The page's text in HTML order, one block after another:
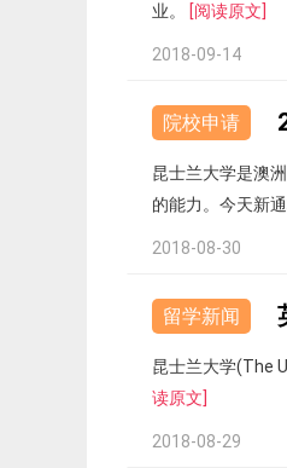
业。
[阅读原文]
2018-09-14
院校申请
昆士兰大学是澳
的能力。今天新
2018-08-30
留学新闻
昆士兰大学(The
读原文]
2018-08-29